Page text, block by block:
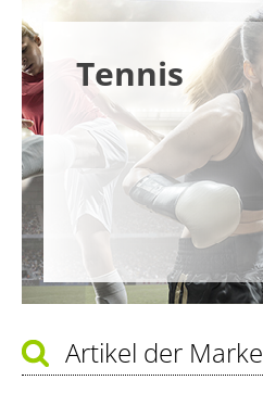
Tennis
Artikel der Marke